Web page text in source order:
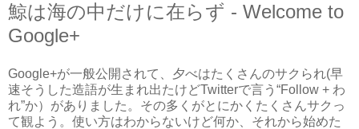
鯨は海の中だけに在らず - Welcome to
Google+
Google+が一般公開されて、夕べはたくさんのサクられ(早
速そうした造語が生まれ出たけどTwitterで言う“Follow + わ
れ”か）がありました。その多くがとにかくたくさんサクっ
て観よう。使い方はわからないけど何か、それから始めた